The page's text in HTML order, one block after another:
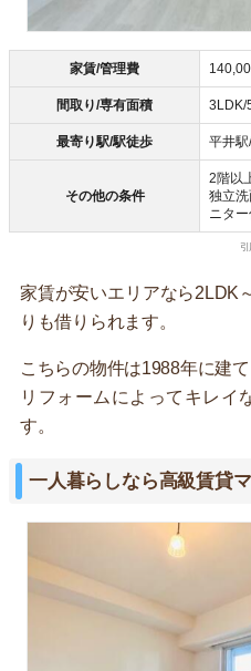
家賃/管理費
間取り/専有面積 3LDK/
最寄り駅/駅徒歩 平井
その他の条件
2階以
独立
ニタ
家賃が安いエリアなら2LDK
りも借りられます。
こちらの物件は1988年に建
リフォームによってキレイ
す。
一人暮らしなら高級賃貸